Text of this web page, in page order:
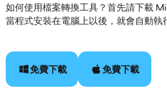
如何使用檔案轉換工具？首先請下載
當程式安裝在電腦上以後，就會自動執
免費下載 免費下載